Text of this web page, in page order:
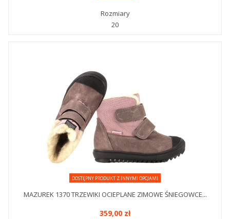
Rozmiary
20
DOSTĘPNY PRODUKT Z INNYMI OPCJAMI
MAZUREK 1370 TRZEWIKI OCIEPLANE ZIMOWE ŚNIEGOWCE...
359,00 zł